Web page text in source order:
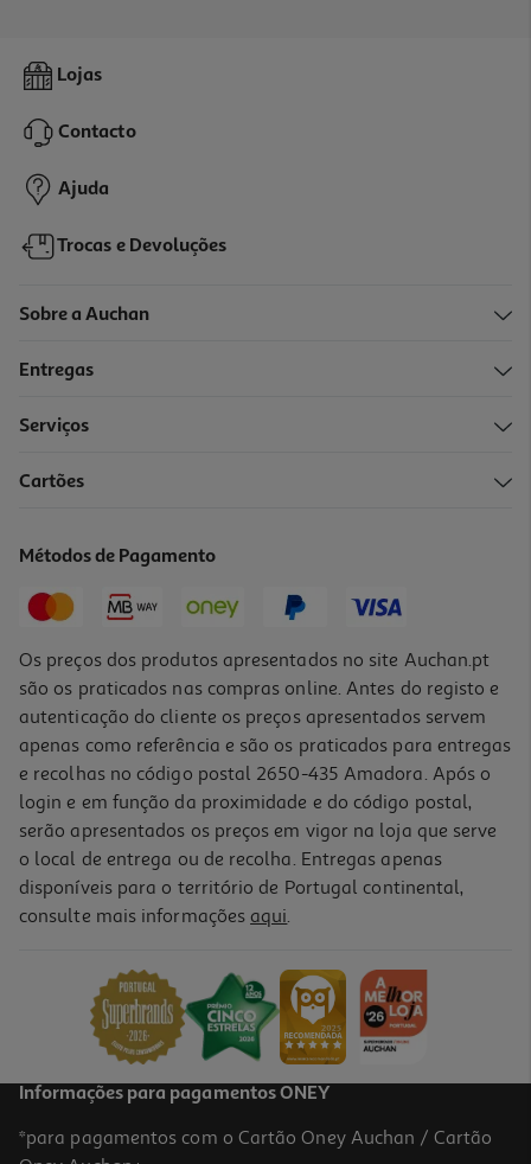
Lojas
Contacto
Ajuda
Trocas e Devoluções
Sobre a Auchan
Entregas
Serviços
Cartões
Métodos de Pagamento
Os preços dos produtos apresentados no site Auchan.pt
são os praticados nas compras online. Antes do registo e
autenticação do cliente os preços apresentados servem
apenas como referência e são os praticados para entregas
e recolhas no código postal 2650-435 Amadora. Após o
login e em função da proximidade e do código postal,
serão apresentados os preços em vigor na loja que serve
o local de entrega ou de recolha. Entregas apenas
disponíveis para o território de Portugal continental,
consulte mais informações aqui.
Informações para pagamentos ONEY
*para pagamentos com o Cartão Oney Auchan / Cartão